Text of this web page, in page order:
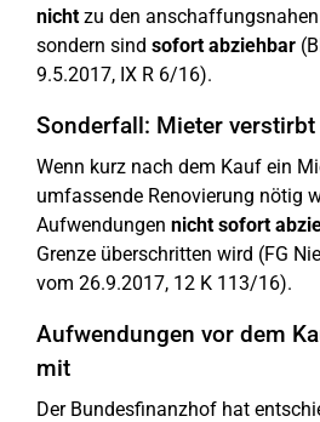
nichtzu den
sondern sind sofort abziehbar
9.5.2017, IX R 6/16).
Sonderfall: Mieter
Wenn kurz nach dem Kauf ein
umfassende Renovierung nötig
Aufwendungen nicht sofort
Grenze überschritten wird (FG
vom 26.9.2017, 12 K 113/16).
Aufwendungen vor dem
mit
Der Bundesfinanzhof hat